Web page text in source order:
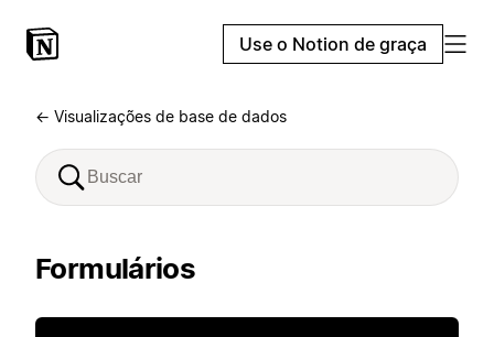
Use o Notion de graça
← Visualizações de base de dados
Formulários